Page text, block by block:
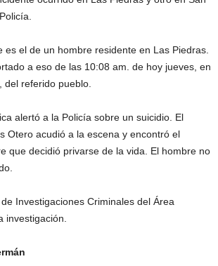
es el de un hombre residente en Las Piedras.
a eso de las 10:08 am. de hoy jueves, en
del referido pueblo.
alertó a la Policía sobre un suicidio. El
Otero acudió a la escena y encontró el
que decidió privarse de la vida. El hombre no
Investigaciones Criminales del Área
investigación.